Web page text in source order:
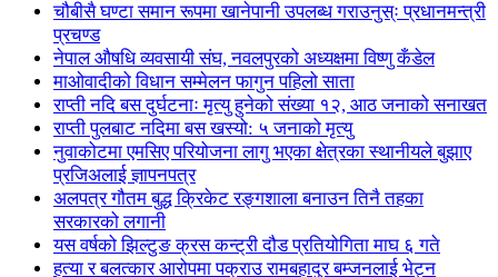
चौबीसै घण्टा समान रूपमा खानेपानी उपलब्ध गराउनुस्ः प्रधानमन्त्री
प्रचण्ड
नेपाल औषधि व्यवसायी संघ, नवलपुरको अध्यक्षमा विष्णु कँडेल
माओवादीको विधान सम्मेलन फागुन पहिलो साता
राप्ती नदि बस दुर्घटनाः मृत्यु हुनेको संख्या १२, आठ जनाको सनाखत
राप्ती पुलबाट नदिमा बस खस्यो: ५ जनाको मृत्यु
नुवाकोटमा एमसिए परियोजना लागु भएका क्षेत्रका स्थानीयले बुझाए
प्रजिअलाई ज्ञापनपत्र
अलपत्र गौतम बुद्ध क्रिकेट रङ्गशाला बनाउन तिनै तहका
सरकारको लगानी
यस वर्षको झिल्टुङ क्रस कन्ट्री दौड प्रतियोगिता माघ ६ गते
हत्या र बलत्कार आरोपमा पक्राउ रामबहादुर बम्जनलाई भेट्न